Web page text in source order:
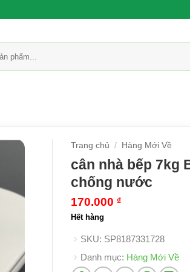
Trang chủ / Hàng Mới Về
cân nhà bếp 7kg
chống nước
170.000 ₫
Hết hàng
SKU: SP8187331728
Danh mục: Hàng Mới Về